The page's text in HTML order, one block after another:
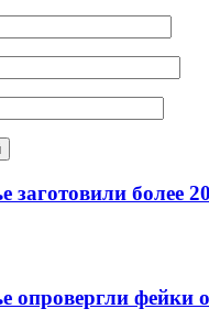
заготовили более
опровергли фейки о